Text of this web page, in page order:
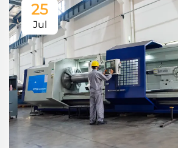
25
Jul